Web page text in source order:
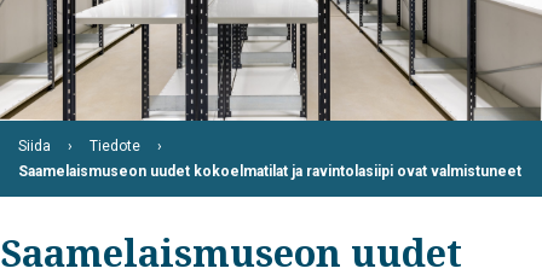
Siida
Tiedote
Saamelaismuseon uudet kokoelmatilat ja ravintolasiipi ovat valmistuneet
Saamelaismuseon uudet